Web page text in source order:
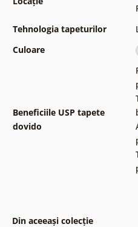
Tehnologia tapeturilor
Culoare
Beneficiile USP tapete
dovido
Din aceeași colecție